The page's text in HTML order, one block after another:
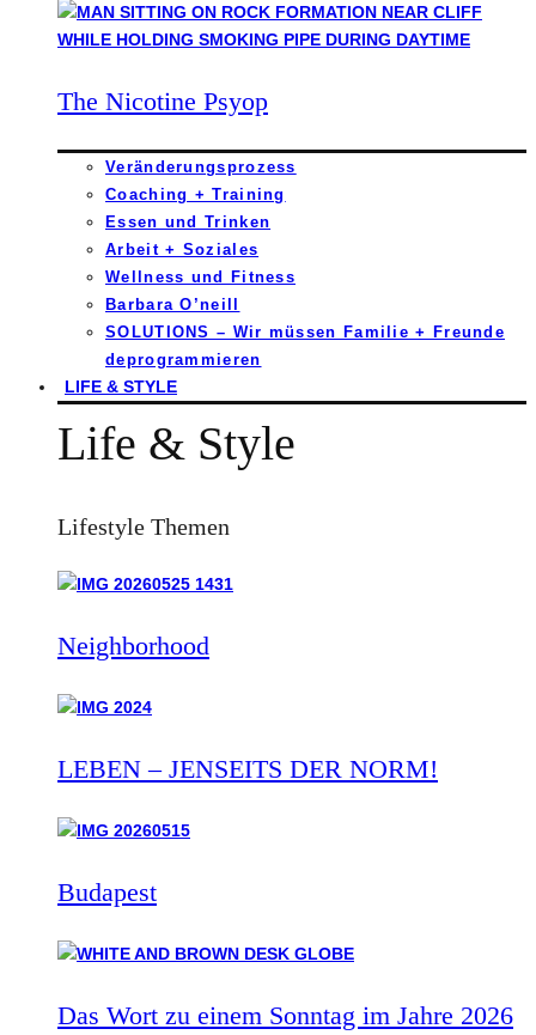
The Nicotine Psyop
Veränderungsprozess
Coaching + Training
Essen und Trinken
Arbeit + Soziales
Wellness und Fitness
Barbara O’neill
SOLUTIONS – Wir müssen Familie + Freunde
deprogrammieren
LIFE & STYLE
Life & Style
Lifestyle Themen
Neighborhood
LEBEN – JENSEITS DER NORM!
Budapest
Das Wort zu einem Sonntag im Jahre 2026